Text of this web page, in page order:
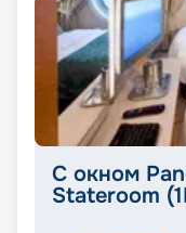
С окном
Stateroom